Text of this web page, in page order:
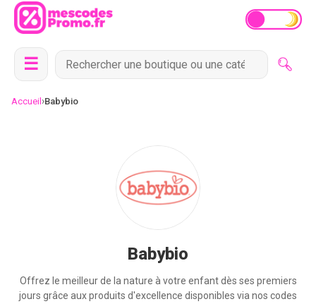
☰
Accueil ›Babybio
Babybio
Offrez le meilleur de la nature à votre enfant dès ses premiers
jours grâce aux produits d'excellence disponibles via nos codes